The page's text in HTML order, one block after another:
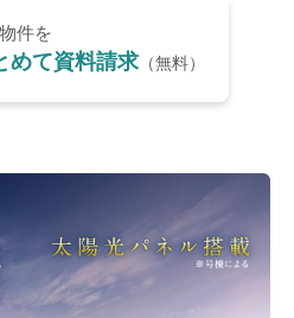
件を
めて資料請求（無料）